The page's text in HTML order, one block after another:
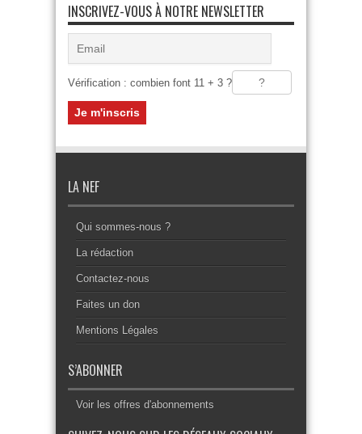
INSCRIVEZ-VOUS À NOTRE NEWSLETTER
Vérification : combien font 11 + 3 ?
LA NEF
Qui sommes-nous ?
La rédaction
Contactez-nous
Faites un don
Mentions Légales
S’ABONNER
Voir les offres d'abonnements